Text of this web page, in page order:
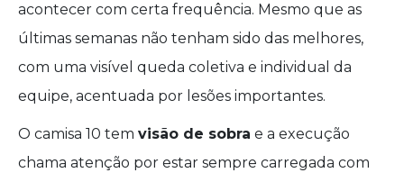
acontecer com certa frequência. Mesmo que as
últimas semanas não tenham sido das melhores,
com uma visível queda coletiva e individual da
equipe, acentuada por lesões importantes.
O camisa 10 tem visão de sobra e a execução
chama atenção por estar sempre carregada com